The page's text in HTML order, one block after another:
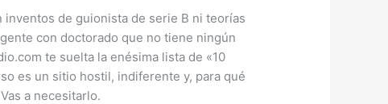
inventos de guionista de serie B ni teorías
con doctorado que no tiene ningún
te suelta la enésima lista de «10
es un sitio hostil, indiferente y, para qué
a necesitarlo.